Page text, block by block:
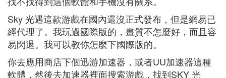
Sky 光遇這款游戲在國內還沒正式發布，但是網易已
經代理了。我玩過國際版的，畫質不怎麼好，而且容
易閃退。我可以教你怎麼下國際版的。
你去應用商店下個迅游加速器，或者UU加速器這種
軟體，然後去加速器裡面搜索游戲，找到SKY 光